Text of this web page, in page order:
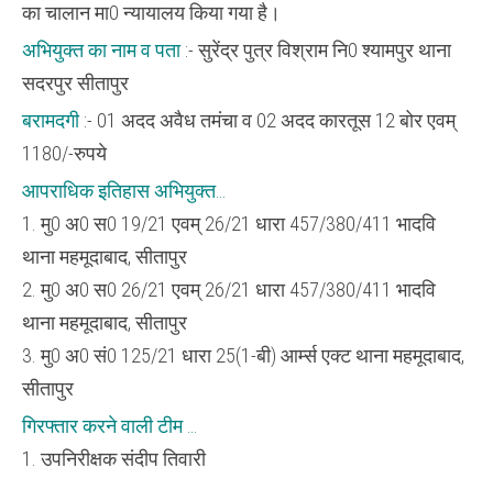
का चालान मा0 न्यायालय किया गया है।
अभियुक्त का नाम व पता:- सुरेंद्र पुत्र विश्राम नि0 श्यामपुर थाना
सदरपुर सीतापुर
बरामदगी:- 01 अदद अवैध तमंचा व 02 अदद कारतूस 12 बोर एवम्
1180/-रुपये
आपराधिक इतिहास अभियुक्त…
1. मु0 अ0 स0 19/21 एवम् 26/21 धारा 457/380/411 भादवि
थाना महमूदाबाद, सीतापुर
2. मु0 अ0 स0 26/21 एवम् 26/21 धारा 457/380/411 भादवि
थाना महमूदाबाद, सीतापुर
3. मु0 अ0 सं0 125/21 धारा 25(1-बी) आर्म्स एक्ट थाना महमूदाबाद,
सीतापुर
गिरफ्तार करने वाली टीम …
1. उपनिरीक्षक संदीप तिवारी